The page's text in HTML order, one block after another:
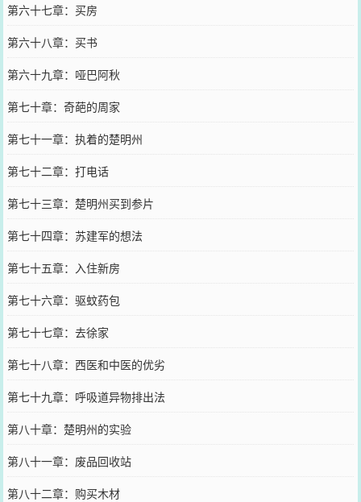
第六十七章：买房
第六十八章：买书
第六十九章：哑巴阿秋
第七十章：奇葩的周家
第七十一章：执着的楚明州
第七十二章：打电话
第七十三章：楚明州买到参片
第七十四章：苏建军的想法
第七十五章：入住新房
第七十六章：驱蚊药包
第七十七章：去徐家
第七十八章：西医和中医的优劣
第七十九章：呼吸道异物排出法
第八十章：楚明州的实验
第八十一章：废品回收站
第八十二章：购买木材